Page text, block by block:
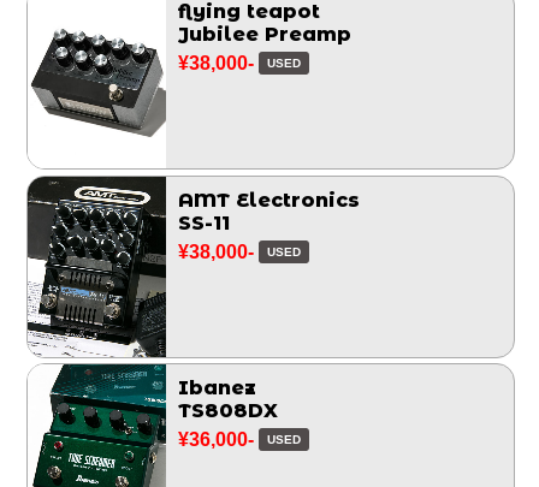
flying teapot
Jubilee Preamp
¥38,000- USED
AMT Electronics
SS-11
¥38,000- USED
Ibanez
TS808DX
¥36,000- USED